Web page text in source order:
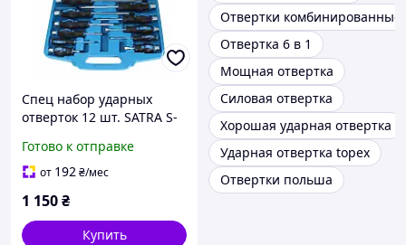
Спец набор ударных
отверток 12 шт. SATRA S-
Готово к отправке
от 192₴/мес
1 150₴
Купить
Отвертки комбинированные
Отвертка 6 в 1
Мощная отвертка
Силовая отвертка
Хорошая ударная отвертка
Ударная отвертка topex
Отвертки польша